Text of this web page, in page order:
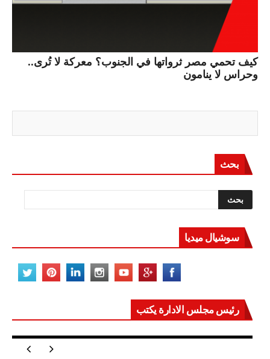
كيف تحمي مصر ثرواتها في الجنوب؟ معركة لا تُرى..
وحراس لا ينامون
بحث
سوشيال ميديا
رئيس مجلس الادارة يكتب
مصر تعيد للعالم اتزانه